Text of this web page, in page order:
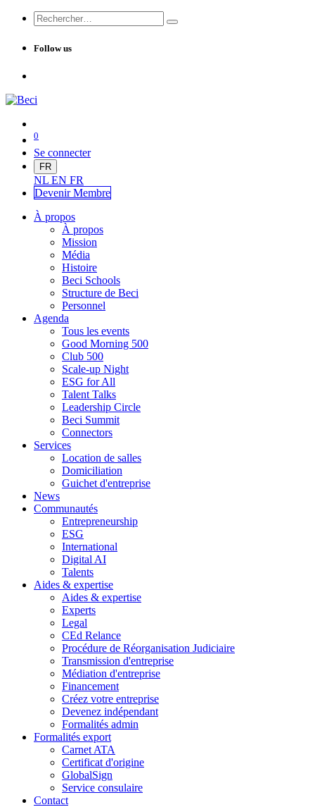
Follow us
0
Se connecter
FR
NL EN FR
Devenir Membre
À propos
À propos
Mission
Média
Histoire
Beci Schools
Structure de Beci
Personnel
Agenda
Tous les events
Good Morning 500
Club 500
Scale-up Night
ESG for All
Talent Talks
Leadership Circle
Beci Summit
Connectors
Services
Location de salles
Domiciliation
Guichet d'entreprise
News
Communautés
Entrepreneurship
ESG
International
Digital AI
Talents
Aides & expertise
Aides & expertise
Experts
Legal
CEd Relance
Procédure de Réorganisation Judiciaire
Transmission d'entreprise
Médiation d'entreprise
Financement
Créez votre entreprise
Devenez indépendant
Formalités admin
Formalités export
Carnet ATA
Certificat d'origine
GlobalSign
Service consulaire
Contact